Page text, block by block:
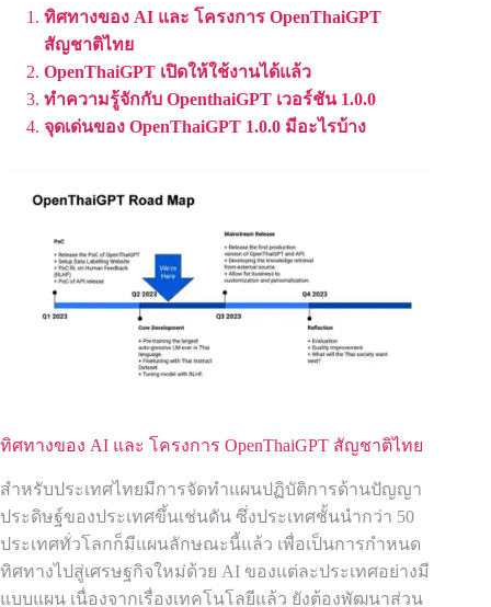
ทิศทางของ AI และ โครงการ OpenThaiGPT
สัญชาติไทย
OpenThaiGPT เปิดให้ใช้งานได้แล้ว
ทำความรู้จักกับ OpenthaiGPT เวอร์ชัน 1.0.0
จุดเด่นของ OpenThaiGPT 1.0.0 มีอะไรบ้าง
ทิศทางของ AI และ โครงการ OpenThaiGPT สัญชาติไทย
สำหรับประเทศไทยมีการจัดทำแผนปฏิบัติการด้านปัญญา
ประดิษฐ์ของประเทศขึ้นเช่นดัน ซึ่งประเทศชั้นนำกว่า 50
ประเทศทั่วโลกก็มีแผนลักษณะนี้แล้ว เพื่อเป็นการกำหนด
ทิศทางไปสู่เศรษฐกิจใหม่ด้วย AI ของแต่ละประเทศอย่างมี
แบบแผน เนื่องจากเรื่องเทคโนโลยีแล้ว ยังต้องพัฒนาส่วน